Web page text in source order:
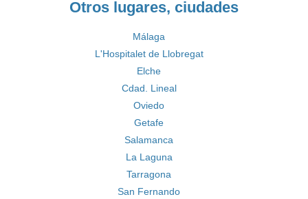
Otros lugares, ciudades
Málaga
L'Hospitalet de Llobregat
Elche
Cdad. Lineal
Oviedo
Getafe
Salamanca
La Laguna
Tarragona
San Fernando